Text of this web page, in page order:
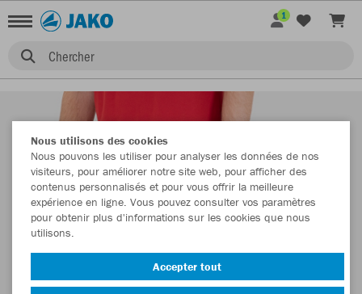
Chercher
1
Nous utilisons des cookies
Nous pouvons les utiliser pour analyser les données de nos
visiteurs, pour améliorer notre site web, pour afficher des
contenus personnalisés et pour vous offrir la meilleure
expérience en ligne. Vous pouvez consulter vos paramètres
pour obtenir plus d'informations sur les cookies que nous
utilisons.
Accepter tout